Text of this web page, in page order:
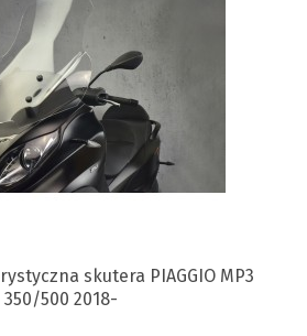
skutera PIAGGIO MP3
350/500 2018-